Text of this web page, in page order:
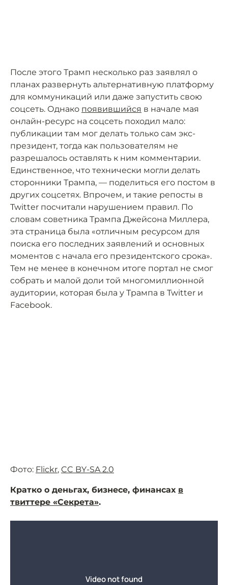
После этого Трамп несколько раз заявлял о
планах развернуть альтернативную платформу
для коммуникаций или даже запустить свою
соцсеть. Однако появившийся в начале мая
онлайн-ресурс на соцсеть походил мало:
публикации там мог делать только сам экс-
президент, тогда как пользователям не
разрешалось оставлять к ним комментарии.
Единственное, что технически могли делать
сторонники Трампа, — поделиться его постом в
других соцсетях. Впрочем, и такие репосты в
Twitter посчитали нарушением правил. По
словам советника Трампа Джейсона Миллера,
эта страница была «отличным ресурсом для
поиска его последних заявлений и основных
моментов с начала его президентского срока».
Тем не менее в конечном итоге портал не смог
собрать и малой доли той многомиллионной
аудитории, которая была у Трампа в Twitter и
Facebook.
Фото: Flickr, CC BY-SA 2.0
Кратко о деньгах, бизнесе, финансах в
твиттере «Секрета».